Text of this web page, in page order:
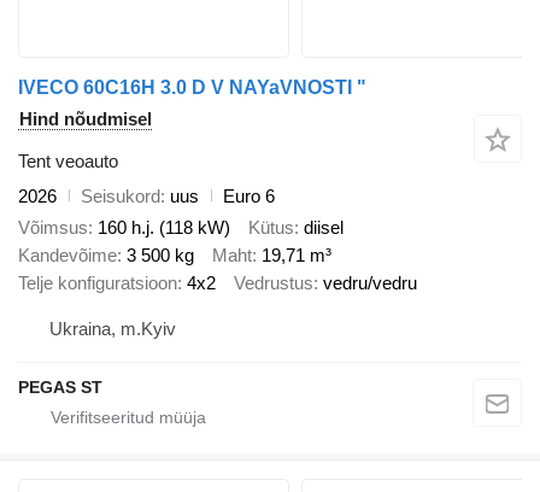
IVECO 60C16H 3.0 D V NAYaVNOSTI "
Hind nõudmisel
Tent veoauto
2026
Seisukord uus
Euro 6
Võimsus 160 h.j. (118 kW) Kütus diisel
Kandevõime 3 500 kg Maht 19,71 m³
Telje konfiguratsioon 4x2 Vedrustus vedru/vedru
Ukraina, m.Kyiv
PEGAS ST